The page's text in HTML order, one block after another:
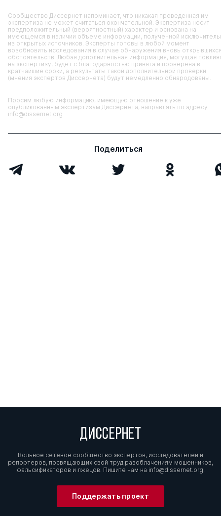
Сообщество Диссернет напоминает, что никакая проведенная им
экспертиза не может считаться окончательной. Экспертиза носит
предположительный (вероятностный) характер и основана на
имеющемся в наличии объеме информации, полученной
из открытых источников. Эксперты готовы в любой момент
возобновить исследования в случае обнаружения вновь
обстоятельств. Любая дополнительная информация, могущая
на экспертизу, будет с благодарностью принята и проверена в
кратчайшие сроки, а результаты такой дополнительной проверки
(мнения экспертов Диссернета) будут немедленно обнародованы.
Просим любую информацию, имеющую отношение к уже
опубликованным экспертизам Диссернета, направлять по адресу
info@dissernet.org
Поделиться
ДИССЕРНЕТ
Вольное сетевое сообщество экспертов, исследователей и
репортеров, посвящающих свой труд разоблачениям мошенников,
фальсификаторов и лжецов. Пишите нам на info@dissernet.org.
Поддержать проект